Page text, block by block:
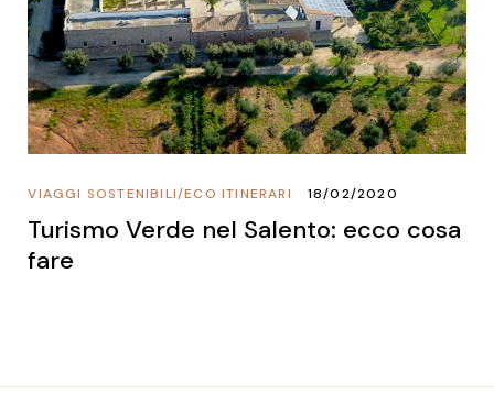
ECO ITINERARI
/
VIAGGI SOSTENIBILI 18/02/2020
Turismo Verde nel Salento: ecco cosa
fare